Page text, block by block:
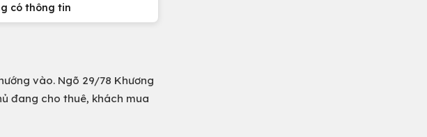
có thông tin
vào. Ngõ 29/78 Khương
đang cho thuê, khách mua